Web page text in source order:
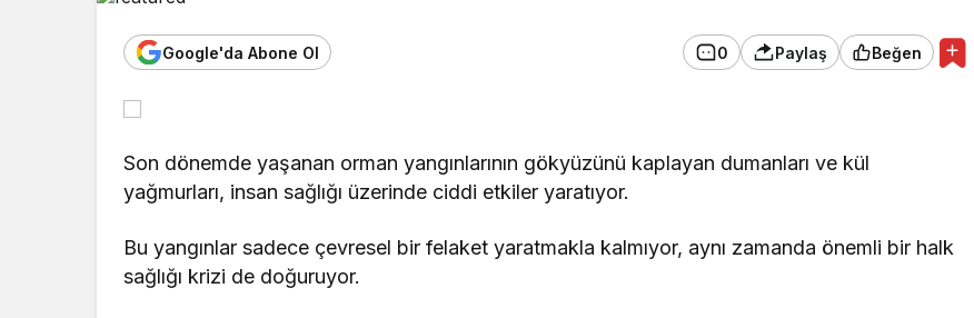
Google'da Abone Ol 0 Paylaş Beğen
Son dönemde yaşanan orman yangınlarının gökyüzünü kaplayan dumanları ve kül
yağmurları, insan sağlığı üzerinde ciddi etkiler yaratıyor.
Bu yangınlar sadece çevresel bir felaket yaratmakla kalmıyor, aynı zamanda önemli bir halk
sağlığı krizi de doğuruyor.
Yükseliyor: Jeopolitik